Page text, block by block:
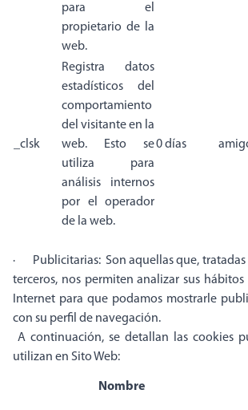
para el
propietario de la
web.
_clsk
Registra datos
estadísticos del
comportamiento
del visitante en la
web. Esto se
utiliza para
análisis internos
por el operador
de la web.
0 días
· Publicitarias: Son aquellas que, tratadas
terceros, nos permiten analizar sus
Internet para que podamos mostrarle
con su perfil de navegación.
A continuación, se detallan las cookies
utilizan en Sito Web:
Nombre